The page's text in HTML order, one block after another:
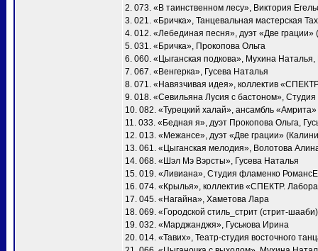
2. 073. «В таинственном лесу», Виктория
3. 021. «Бричка», Танцевальная мастерская
4. 012. «Лебединая песня», дуэт «Две
5. 031. «Бричка», Прокопова Ольга
6. 060. «Цыганская подкова», Мухина
7. 067. «Венгерка», Гусева Наталья
8. 071. «Навязчивая идея», коллектив
9. 018. «Севильяна Лусия с бастоном»,
10. 082. «Турецкий халай», ансамбль «Амрита»
11. 033. «Бедная я», дуэт Прокопова Ольга,
12. 013. «Межансе», дуэт «Две грации»
13. 061. «Цыганская мелодия», Волотова
14. 068. «Шэл Мэ Вэрсты», Гусева Наталья
15. 019. «Ливиана», Студия фламенко
16. 074. «Крылья», коллектив «СПЕКТР.
17. 045. «Нагайна», Хаметова Лара
18. 069. «Городской стиль_стрит (стрит-
19. 032. «Марджанджя», Гуськова Ирина
20. 014. «Тавих», Театр-студия восточного